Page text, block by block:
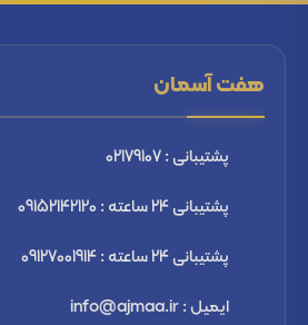
هفت آسمان
پشتیبانی : 02179107
پشتیبانی 24 ساعته : 09152142120
پشتیبانی 24 ساعته : 09127001914
ایمیل : info@ajmaa.ir